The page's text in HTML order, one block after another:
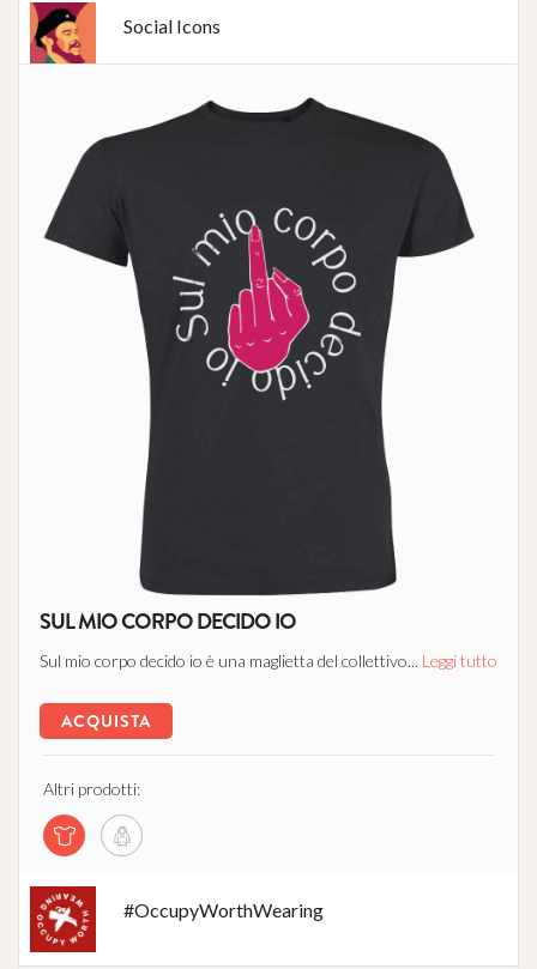
Social Icons
SUL MIO CORPO DECIDO IO
Sul mio corpo decido io è una maglietta del collettivo... Leggi tutto
ACQUISTA
Altri prodotti:
#OccupyWorthWearing